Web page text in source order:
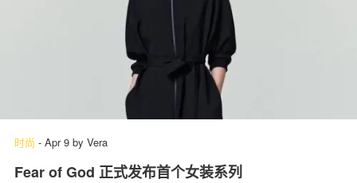
时尚 - Apr 9 by Vera
Fear of God 正式发布首个女装系列